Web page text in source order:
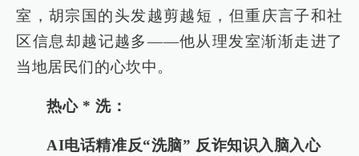
室，胡宗国的头发越剪越短，但重庆言子和社
区信息却越记越多——他从理发室渐渐走进了
当地居民们的心坎中。
热心 * 洗：
AI电话精准反“洗脑” 反诈知识入脑入心